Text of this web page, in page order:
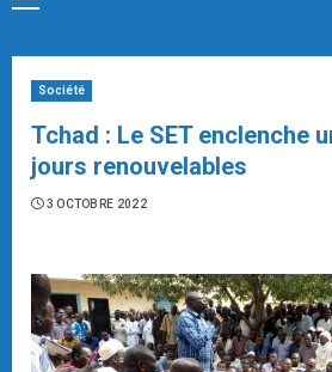
Société
Tchad : Le SET enclenche
jours renouvelables
3 OCTOBRE 2022